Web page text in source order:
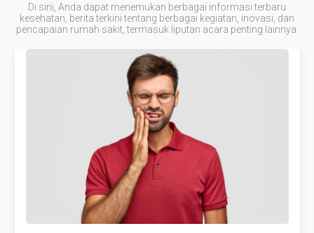
Di sini, Anda dapat menemukan berbagai informasi terbaru
kesehatan, berita terkini tentang berbagai kegiatan, inovasi, dan
pencapaian rumah sakit, termasuk liputan acara penting lainnya.